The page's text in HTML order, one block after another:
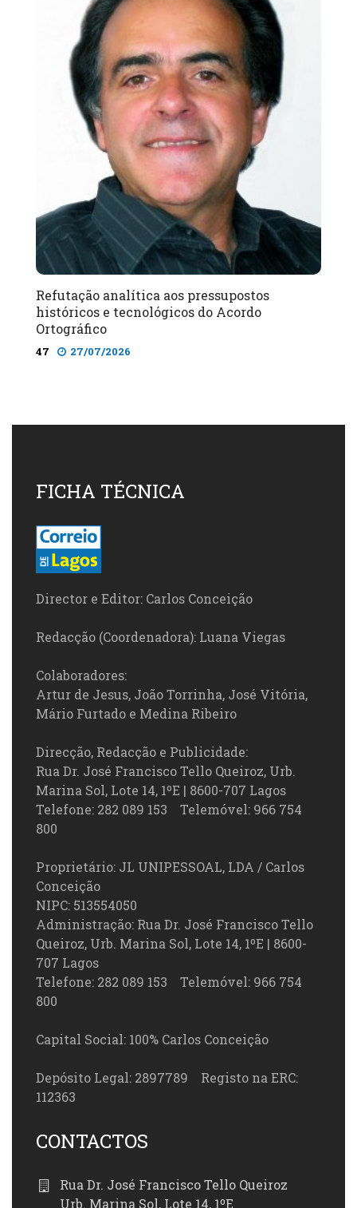
Refutação analítica aos pressupostos
históricos e tecnológicos do Acordo
Ortográfico
47 27/07/2026
FICHA TÉCNICA
Director e Editor: Carlos Conceição
Redacção (Coordenadora): Luana Viegas
Colaboradores:
Artur de Jesus, João Torrinha, José Vitória,
Mário Furtado e Medina Ribeiro
Direcção, Redacção e Publicidade:
Rua Dr. José Francisco Tello Queiroz, Urb.
Marina Sol, Lote 14, 1ºE | 8600-707 Lagos
Telefone: 282 089 153 Telemóvel: 966 754
800
Proprietário: JL UNIPESSOAL, LDA / Carlos
Conceição
NIPC: 513554050
Administração: Rua Dr. José Francisco Tello
Queiroz, Urb. Marina Sol, Lote 14, 1ºE | 8600-
707 Lagos
Telefone: 282 089 153 Telemóvel: 966 754
800
Capital Social: 100% Carlos Conceição
Depósito Legal: 2897789 Registo na ERC:
112363
CONTACTOS
Rua Dr. José Francisco Tello Queiroz
Urb. Marina Sol, Lote 14, 1ºE